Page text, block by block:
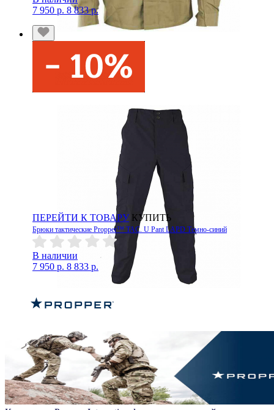
7 950 р. 8 833 р.
ПЕРЕЙТИ К ТОВАРУ КУПИТЬ
Брюки тактические Propper™ TAC. U Pant LAPD Темно-синий
В наличии
7 950 р. 8 833 р.